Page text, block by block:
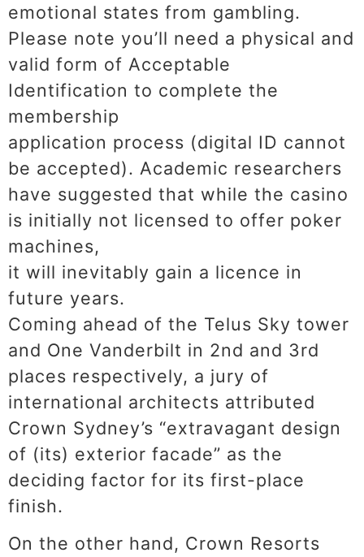
emotional states from gambling.
Please note you’ll need a physical and
valid form of Acceptable
Identification to complete the
membership
application process (digital ID cannot
be accepted). Academic researchers
have suggested that while the casino
is initially not licensed to offer poker
machines,
it will inevitably gain a licence in
future years.
Coming ahead of the Telus Sky tower
and One Vanderbilt in 2nd and 3rd
places respectively, a jury of
international architects attributed
Crown Sydney’s “extravagant design
of (its) exterior facade” as the
deciding factor for its first-place
finish.
On the other hand, Crown Resorts